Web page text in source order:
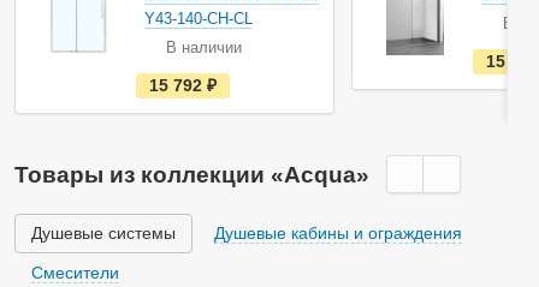
Y43-140-CH-CL
В наличии
е
с
т
а
ч
и
15 792
В
15
Товары из коллекции «Acqua»
Душевые системы Душевые кабины и ограждения
Смесители